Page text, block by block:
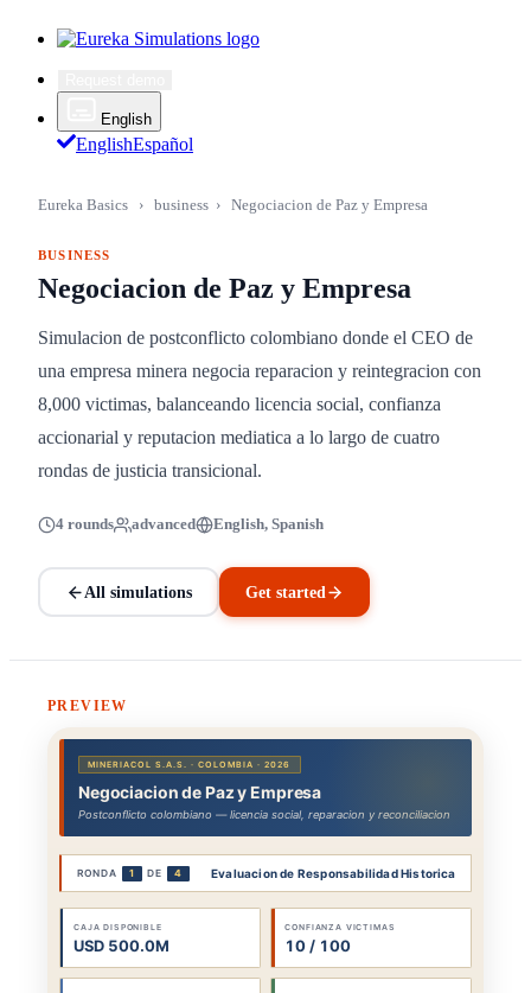
English
EnglishEspañol
Eureka Basics › business › Negociacion de Paz y Empresa
BUSINESS
Negociacion de Paz y Empresa
Simulacion de postconflicto colombiano donde el CEO de
una empresa minera negocia reparacion y reintegracion con
8,000 victimas, balanceando licencia social, confianza
accionarial y reputacion mediatica a lo largo de cuatro
rondas de justicia transicional.
4 rounds advanced English, Spanish
All simulations Get started
PREVIEW